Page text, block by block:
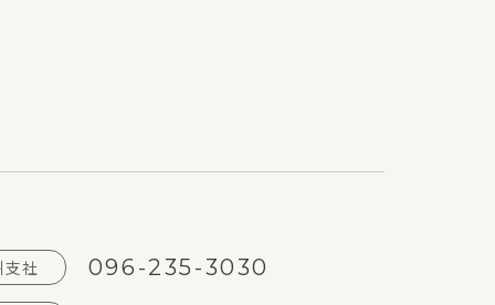
支社 096-235-3030